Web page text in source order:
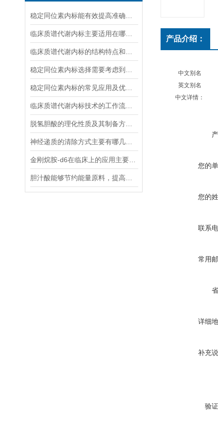
产品介绍：
中文别名
英文别名
中文详情：
您的
您的
联系
常用
详细
补充
验